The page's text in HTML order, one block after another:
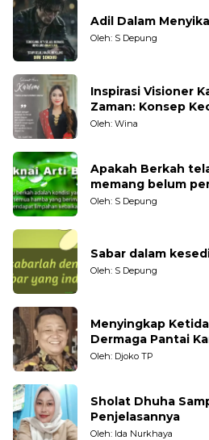
Adil Dalam
Oleh: S Depung
Inspirasi Visioner
Zaman: Konsep Kecakapan Hidup bagi
Generasi Muda
Oleh: Wina
Apakah Berkah
memang belum
Oleh: S Depung
Sabar dalam
Oleh: S Depung
Menyingkap
Dermaga Pantai
Nelayan Tradisional
Oleh: Djoko TP
Sholat Dhuha
Penjelasannya
Oleh: Ida Nurkhaya